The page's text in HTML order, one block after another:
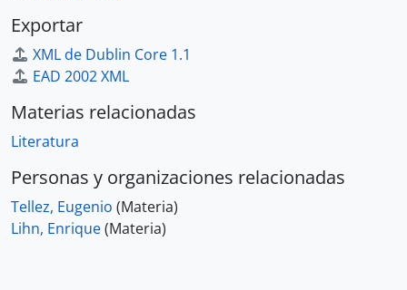
Exportar
XML de Dublin Core 1.1
EAD 2002 XML
Materias relacionadas
Literatura
Personas y organizaciones relacionadas
Tellez, Eugenio (Materia)
Lihn, Enrique(Materia)